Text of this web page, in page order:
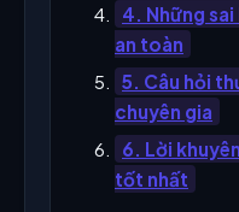
4. Những
an toàn
5. Câu hỏi
chuyên gia
6. Lời
tốt nhất